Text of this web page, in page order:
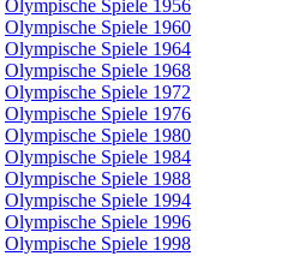
Olympische Spiele 1956
Olympische Spiele 1960
Olympische Spiele 1964
Olympische Spiele 1968
Olympische Spiele 1972
Olympische Spiele 1976
Olympische Spiele 1980
Olympische Spiele 1984
Olympische Spiele 1988
Olympische Spiele 1994
Olympische Spiele 1996
Olympische Spiele 1998